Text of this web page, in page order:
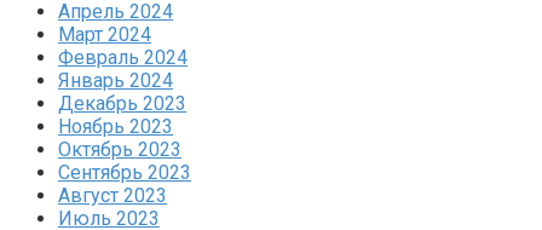
Апрель 2024
Март 2024
Февраль 2024
Январь 2024
Декабрь 2023
Ноябрь 2023
Октябрь 2023
Сентябрь 2023
Август 2023
Июль 2023